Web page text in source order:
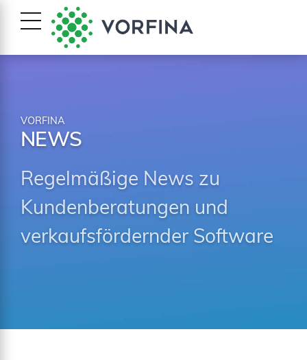
VORFINA
NEWS
Regelmäßige News zu
Kundenberatungen und
verkaufsfördernder Software